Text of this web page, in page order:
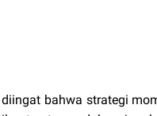
bahwa strategi